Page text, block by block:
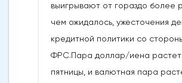
выигрывают от гораздо более
чем ожидалось, ужесточения
кредитной политики со
ФРС.Пара доллар/иена растет
пятницы, и валютная пара